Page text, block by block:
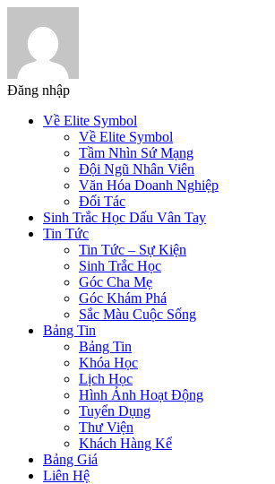
Đăng nhập
Về Elite Symbol
Về Elite Symbol
Tầm Nhìn Sứ Mạng
Đội Ngũ Nhân Viên
Văn Hóa Doanh Nghiệp
Đối Tác
Sinh Trắc Học Dấu Vân Tay
Tin Tức
Tin Tức – Sự Kiện
Sinh Trắc Học
Góc Cha Mẹ
Góc Khám Phá
Sắc Màu Cuộc Sống
Bảng Tin
Bảng Tin
Khóa Học
Lịch Học
Hình Ảnh Hoạt Động
Tuyển Dụng
Thư Viện
Khách Hàng Kể
Bảng Giá
Liên Hệ